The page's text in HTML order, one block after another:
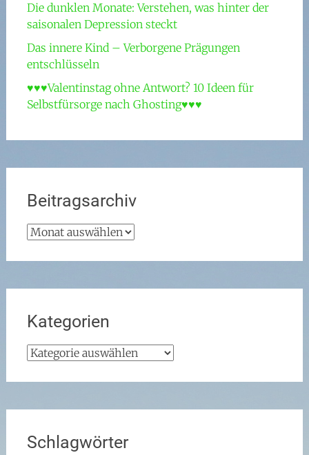
Die dunklen Monate: Verstehen, was hinter der
saisonalen Depression steckt
Das innere Kind – Verborgene Prägungen
entschlüsseln
♥♥♥Valentinstag ohne Antwort? 10 Ideen für
Selbstfürsorge nach Ghosting♥♥♥
Beitragsarchiv
Beitragsarchiv
Kategorien
Kategorien
Schlagwörter